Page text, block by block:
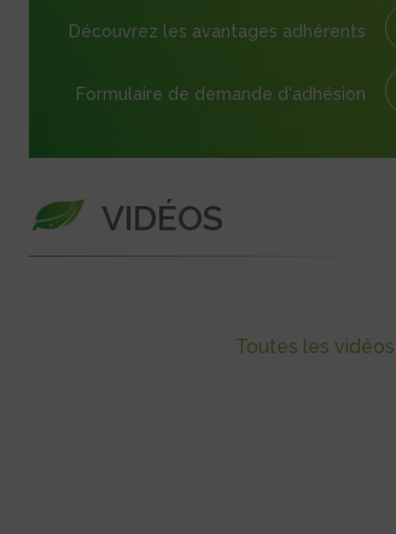
Découvrez les avantages adhérents
Formulaire de demande d'adhésion
VIDÉOS
Toutes les vidéos